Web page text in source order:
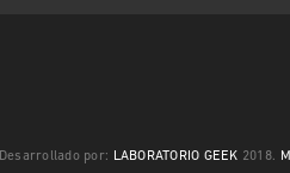
Desarrollado por: LABORATORIO GEEK 2018.